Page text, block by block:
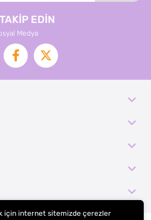
EDİN
Medya
için internet sitemizde çerezler